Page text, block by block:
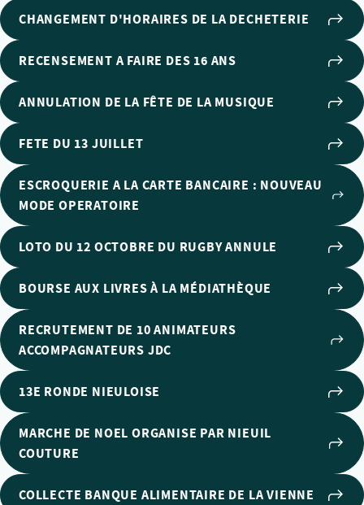
CHANGEMENT D'HORAIRES DE LA DECHETERIE
RECENSEMENT A FAIRE DES 16 ANS
ANNULATION DE LA FÊTE DE LA MUSIQUE
FETE DU 13 JUILLET
ESCROQUERIE A LA CARTE BANCAIRE : NOUVEAU
MODE OPERATOIRE
LOTO DU 12 OCTOBRE DU RUGBY ANNULE
BOURSE AUX LIVRES À LA MÉDIATHÈQUE
RECRUTEMENT DE 10 ANIMATEURS
ACCOMPAGNATEURS JDC
13E RONDE NIEULOISE
MARCHE DE NOEL ORGANISE PAR NIEUIL
COUTURE
COLLECTE BANQUE ALIMENTAIRE DE LA VIENNE